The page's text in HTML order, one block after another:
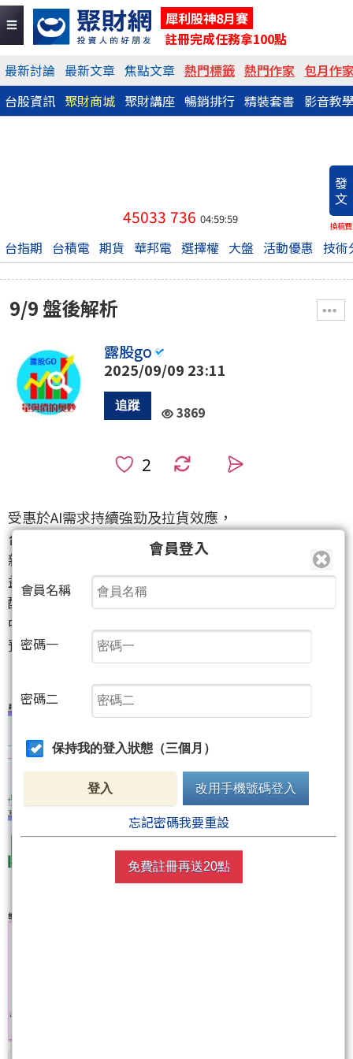
犀利股神8月賽
註冊完成任務拿100點
最新討論 最新文章 焦點文章 熱門標籤 熱門作家 包月作
台股資訊 聚財商城 聚財講座 暢銷排行 精裝套書 影音教
發
文
換稿費
45033 736 04:59:59
台指期 台積電 期貨 華邦電 選擇權 大盤 活動優惠 技術
9/9 盤後解析
露股go
2025/09/09 23:11
3869
受惠於AI需求持續強勁及拉貨效應，
台灣8月份的出口與出超金額雙雙創下歷史新高。
新台幣的強勁升值為金融股的資產價值帶來正面助
益。
配合加權持續的量增上揚，使得走勢繼續朝多方挺進
中，
預估下個推升滿足將墊高至 2521x
會員登入
會員名稱
密碼一
密碼二
保持我的登入狀態（三個月）
登入 改用手機號碼登入
忘記密碼我要重設
免費註冊再送20點